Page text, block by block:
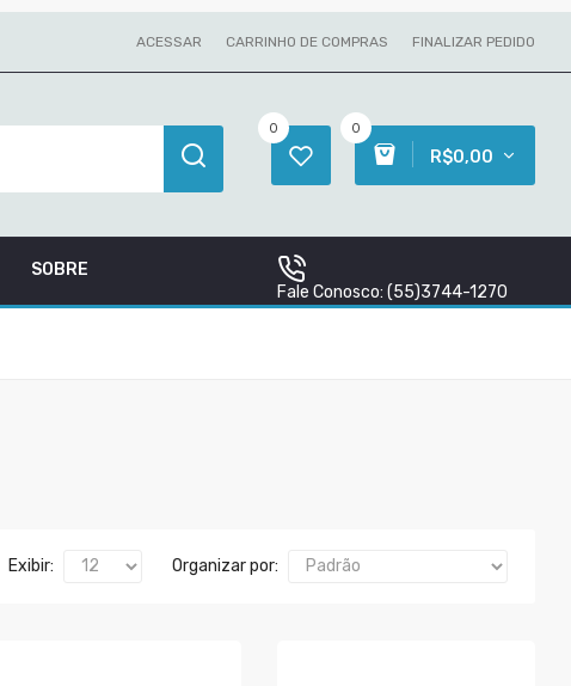
ACESSAR CARRINHO DE COMPRAS FINALIZAR PEDIDO
0
R$0,00
0
SOBRE
Fale Conosco: (55)3744-1270
Organizar por:
Exibir: